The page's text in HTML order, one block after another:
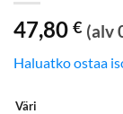
47,80 € (alv
Haluatko ostaa
Väri